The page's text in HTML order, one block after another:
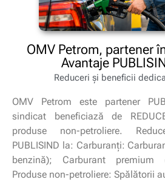
OMV Petrom, partener
Avantaje
Reduceri și beneficii
OMV Petrom este partener
sindicat beneficiază de
produse non-petroliere.
PUBLISIND la: Carburanți:
benzină); Carburant premium
Produse non-petroliere: Spălătorii